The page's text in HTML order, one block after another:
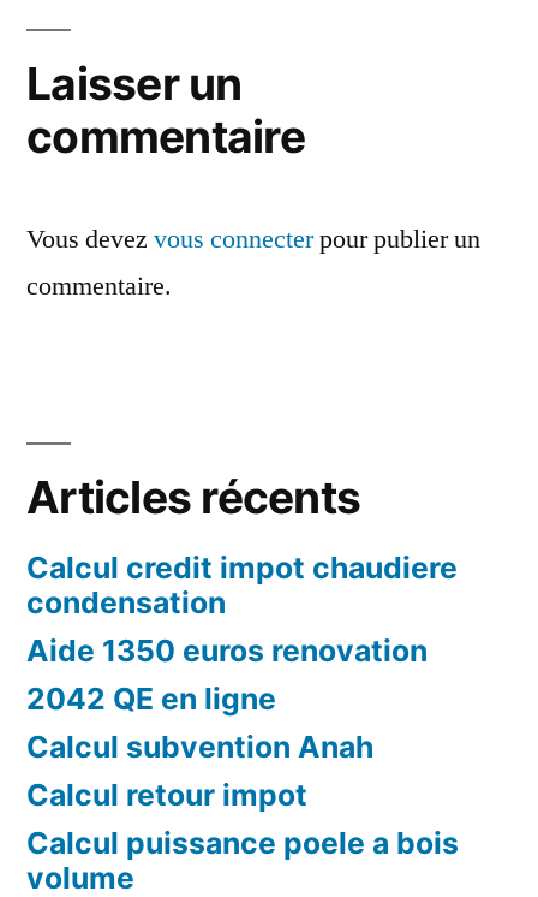
Laisser un
commentaire
Vous devez vous connecterpour publier un
commentaire.
Articles récents
Calcul credit impot chaudiere
condensation
Aide 1350 euros renovation
2042 QE en ligne
Calcul subvention Anah
Calcul retour impot
Calcul puissance poele a bois
volume